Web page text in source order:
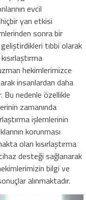
evcil
yan etkisi
sonra bir
tıbbi olarak
kısırlaştırma
hekimlerimizce
insanlardan daha
Bu nedenle özellikle
zamanında
işlemlerinin
korunması
olan kısırlaştırma
desteği sağlanarak
bilgi ve
alınmaktadır.